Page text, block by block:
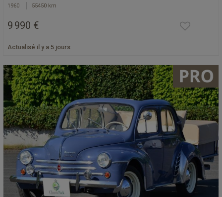
1960 55450 km
9 990 €
Actualisé il y a 5 jours